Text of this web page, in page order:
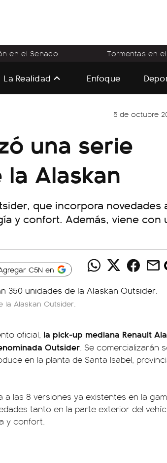
en el Senado Tormentas en
La Realidad Enfoque
5 de octubre
una serie
Alaskan
que incorpora novedades
y confort. Además, viene con
C5N en
la Alaskan Outsider.
oficial, la pick-up mediana Renault
Outsider. Se comercializarán
en la planta de Santa Isabel,
a las 8 versiones ya existentes en la
tanto en la parte exterior del
y confort.